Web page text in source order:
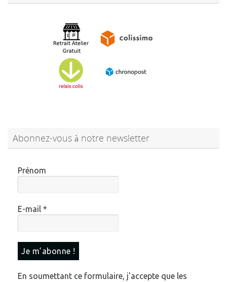
Abonnez-vous à notre newsletter
Prénom
E-mail *
En soumettant ce formulaire, j'accepte que les